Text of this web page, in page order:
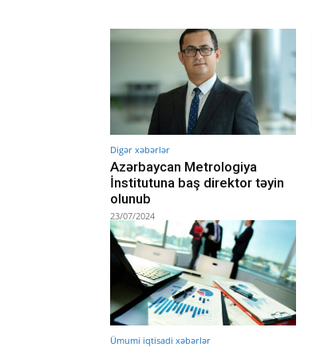
Digər xəbərlər
Azərbaycan Metrologiya
İnstitutuna baş direktor təyin
olunub
23/07/2024
Ümumi iqtisadi xəbərlər